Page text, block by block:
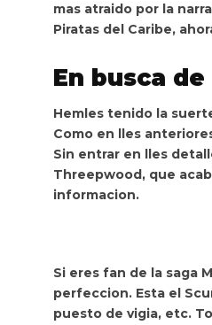
mas atraido por la
Piratas del Caribe,
En busca
Hemles tenido la
Como en lles
Sin entrar en lles
Threepwood, que
informacion.
Si eres fan de la saga
perfeccion. Esta el
puesto de vigia, etc.